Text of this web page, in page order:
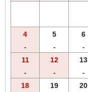
4
-
5
-
6
-
11
-
12
-
13
-
18 19 20